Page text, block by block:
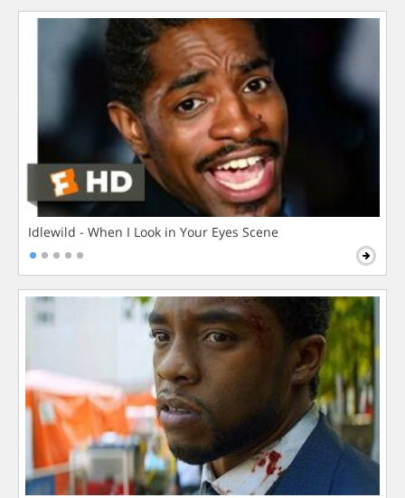
Idlewild - When I Look in Your Eyes Scene